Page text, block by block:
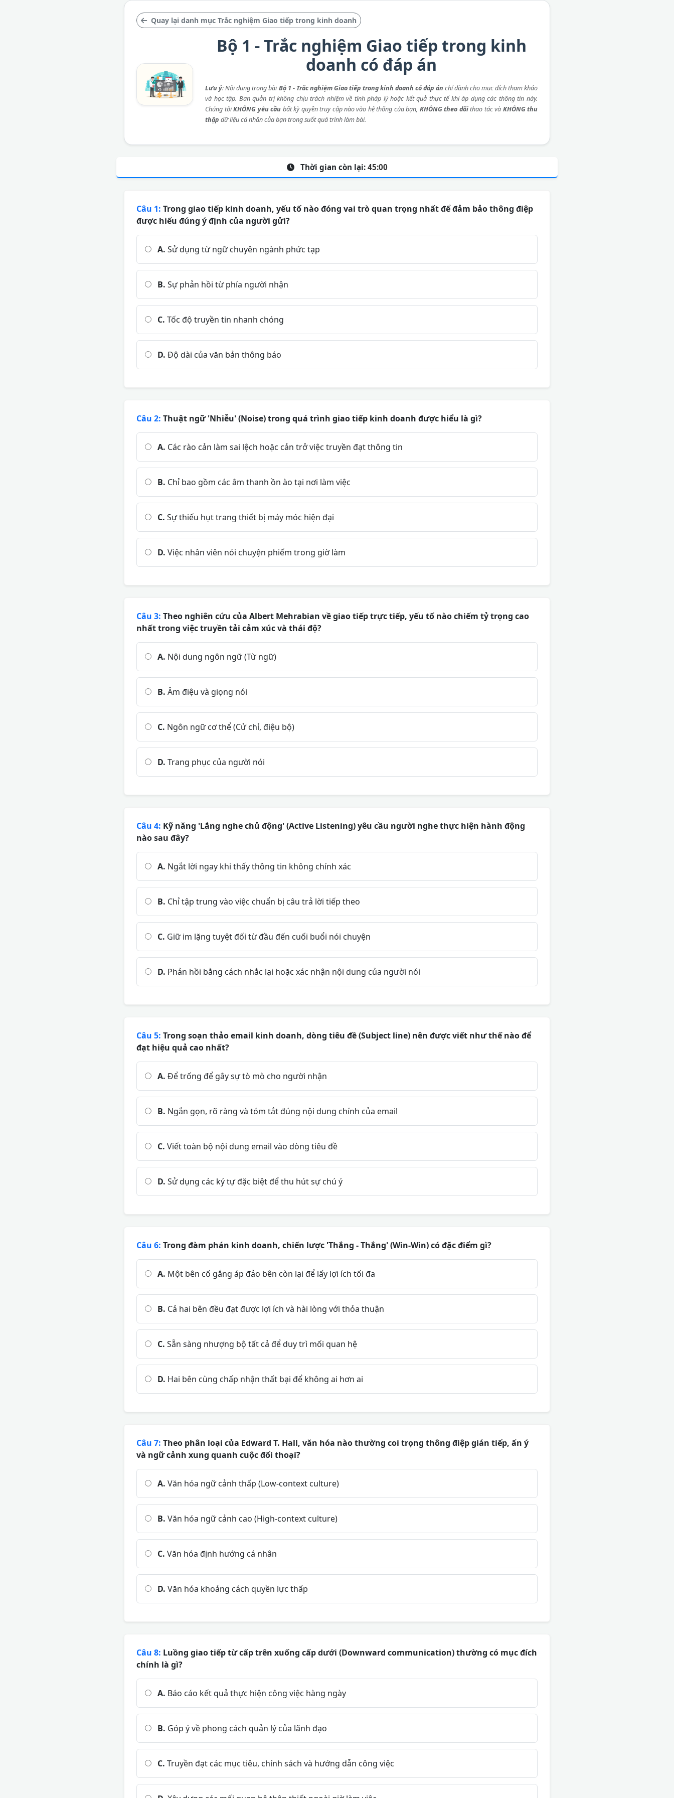
Quay lại danh mục Trắc nghiệm Giao tiếp trong kinh doanh
Bộ 1 - Trắc nghiệm Giao tiếp trong kinh
doanh có đáp án
Lưu ý: Nội dung trong bàiBộ 1 - Trắc nghiệm Giao tiếp trong kinh doanh có đáp án chỉ dành cho mục đích tham khảo
và học tập. Ban quản trị không chịu trách nhiệm về tính pháp lý hoặc kết quả thực tế khi áp dụng các thông tin này.
Chúng tôiKHÔNG yêu cầu bất kỳ quyền truy cập nào vào hệ thống của bạn, KHÔNG theo dõithao tác và KHÔNG thu
thập dữ liệu cá nhân của bạn trong suốt quá trình làm bài.
Thời gian còn lại: 45:00
Câu 1: Trong giao tiếp kinh doanh, yếu tố nào đóng vai trò quan trọng nhất để đảm bảo thông điệp
được hiểu đúng ý định của người gửi?
A. Sử dụng từ ngữ chuyên ngành phức tạp
B. Sự phản hồi từ phía người nhận
C. Tốc độ truyền tin nhanh chóng
D. Độ dài của văn bản thông báo
Câu 2: Thuật ngữ 'Nhiễu' (Noise) trong quá trình giao tiếp kinh doanh được hiểu là gì?
A. Các rào cản làm sai lệch hoặc cản trở việc truyền đạt thông tin
B. Chỉ bao gồm các âm thanh ồn ào tại nơi làm việc
C. Sự thiếu hụt trang thiết bị máy móc hiện đại
D. Việc nhân viên nói chuyện phiếm trong giờ làm
Câu 3: Theo nghiên cứu của Albert Mehrabian về giao tiếp trực tiếp, yếu tố nào chiếm tỷ trọng cao
nhất trong việc truyền tải cảm xúc và thái độ?
A. Nội dung ngôn ngữ (Từ ngữ)
B. Âm điệu và giọng nói
C. Ngôn ngữ cơ thể (Cử chỉ, điệu bộ)
D. Trang phục của người nói
Câu 4: Kỹ năng 'Lắng nghe chủ động' (Active Listening) yêu cầu người nghe thực hiện hành động
nào sau đây?
A. Ngắt lời ngay khi thấy thông tin không chính xác
B. Chỉ tập trung vào việc chuẩn bị câu trả lời tiếp theo
C. Giữ im lặng tuyệt đối từ đầu đến cuối buổi nói chuyện
D. Phản hồi bằng cách nhắc lại hoặc xác nhận nội dung của người nói
Câu 5: Trong soạn thảo email kinh doanh, dòng tiêu đề (Subject line) nên được viết như thế nào để
đạt hiệu quả cao nhất?
A. Để trống để gây sự tò mò cho người nhận
B. Ngắn gọn, rõ ràng và tóm tắt đúng nội dung chính của email
C. Viết toàn bộ nội dung email vào dòng tiêu đề
D. Sử dụng các ký tự đặc biệt để thu hút sự chú ý
Câu 6: Trong đàm phán kinh doanh, chiến lược 'Thắng - Thắng' (Win-Win) có đặc điểm gì?
A. Một bên cố gắng áp đảo bên còn lại để lấy lợi ích tối đa
B. Cả hai bên đều đạt được lợi ích và hài lòng với thỏa thuận
C. Sẵn sàng nhượng bộ tất cả để duy trì mối quan hệ
D. Hai bên cùng chấp nhận thất bại để không ai hơn ai
Câu 7: Theo phân loại của Edward T. Hall, văn hóa nào thường coi trọng thông điệp gián tiếp, ẩn ý
và ngữ cảnh xung quanh cuộc đối thoại?
A. Văn hóa ngữ cảnh thấp (Low-context culture)
B. Văn hóa ngữ cảnh cao (High-context culture)
C. Văn hóa định hướng cá nhân
D. Văn hóa khoảng cách quyền lực thấp
Câu 8: Luồng giao tiếp từ cấp trên xuống cấp dưới (Downward communication) thường có mục đích
chính là gì?
A. Báo cáo kết quả thực hiện công việc hàng ngày
B. Góp ý về phong cách quản lý của lãnh đạo
C. Truyền đạt các mục tiêu, chính sách và hướng dẫn công việc